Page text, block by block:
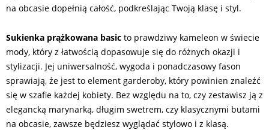
na obcasie dopełnią całość, podkreślając Twoją klasę i styl.
Sukienka prążkowana basic to prawdziwy kameleon w świecie
mody, który z łatwością dopasowuje się do różnych okazji i
stylizacji. Jej uniwersalność, wygoda i ponadczasowy fason
sprawiają, że jest to element garderoby, który powinien znaleźć
się w szafie każdej kobiety. Bez względu na to, czy zestawisz ją z
elegancką marynarką, długim swetrem, czy klasycznymi butami
na obcasie, zawsze będziesz wyglądać stylowo i z klasą.